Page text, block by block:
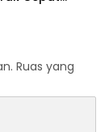
Ruas yang